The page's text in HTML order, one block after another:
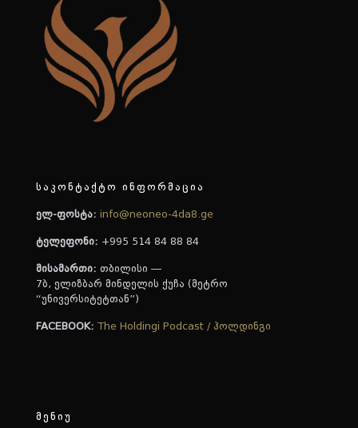
საკონტაქტო ინფორმაცია
ელ-ფოსტა: info@neoneo-4da8.ge
ტელეფონი: +995 514 84 88 84
მისამართი: თბილისი —
7ბ, ელიზბარ მინდელის ქუჩა (მეტრო
“უნივერსიტეტთან”)
FACEBOOK: The Holdingi Podcast / ჰოლდინგი
მენიუ